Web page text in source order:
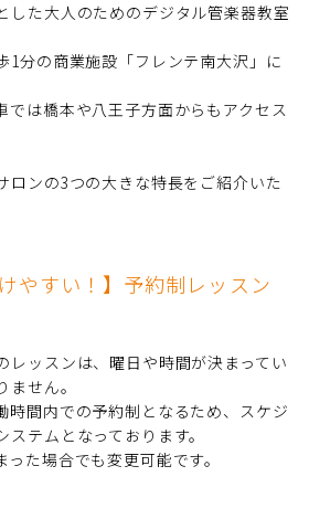
した大人のためのデジタル管楽器教室
1分の商業施設「フレンテ南大沢」に
では橋本や八王子方面からもアクセス
ロンの3つの大きな特長をご紹介いた
やすい！】予約制レッスン
レッスンは、曜日や時間が決まってい
せん。
時間内での予約制となるため、スケジ
テムとなっております。
た場合でも変更可能です。